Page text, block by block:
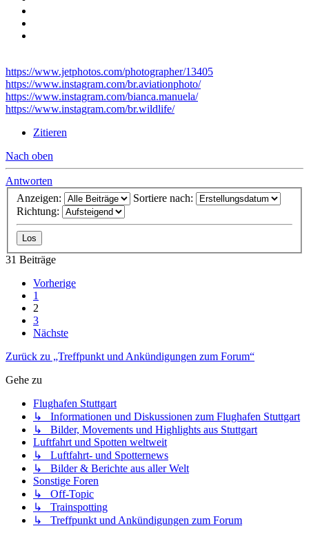
https://www.jetphotos.com/photographer/13405
https://www.instagram.com/br.aviationphoto/
https://www.instagram.com/bianca.manuela/
https://www.instagram.com/br.wildlife/
Zitieren
Nach oben
Antworten
Anzeigen:
Sortiere nach:
Richtung:
31 Beiträge
Vorherige
1
2
3
Nächste
Zurück zu „Treffpunkt und Ankündigungen zum Forum“
Gehe zu
Flughafen Stuttgart
↳ Informationen und Diskussionen zum Flughafen Stuttgart
↳ Bilder, Movements und Highlights aus Stuttgart
Luftfahrt und Spotten weltweit
↳ Luftfahrt- und Spotternews
↳ Bilder & Berichte aus aller Welt
Sonstige Foren
↳ Off-Topic
↳ Trainspotting
↳ Treffpunkt und Ankündigungen zum Forum